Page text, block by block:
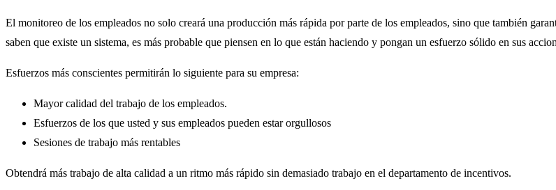
El monitoreo de los empleados no solo creará una producción más rápida por parte de los empleados, sino que también
saben que existe un sistema, es más probable que piensen en lo que están haciendo y pongan un esfuerzo sólido en sus
Esfuerzos más conscientes permitirán lo siguiente para su empresa:
Mayor calidad del trabajo de los empleados.
Esfuerzos de los que usted y sus empleados pueden estar orgullosos
Sesiones de trabajo más rentables
Obtendrá más trabajo de alta calidad a un ritmo más rápido sin demasiado trabajo en el departamento de incentivos.